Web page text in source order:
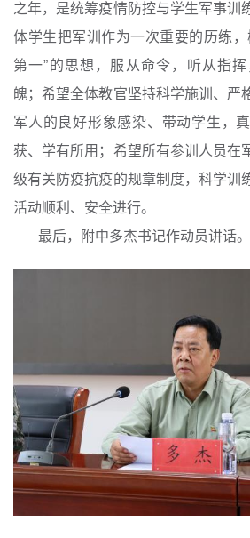
之年，是统筹疫情防控与学生军事训
体学生把军训作为一次重要的历练
第一”的思想，服从命令，听从指
魄；希望全体教官坚持科学施训、严
军人的良好形象感染、带动学生，
获、学有所用；希望所有参训人员在
级有关防疫抗疫的规章制度，科学训
活动顺利、安全进行。
最后，附中多杰书记作动员讲话。